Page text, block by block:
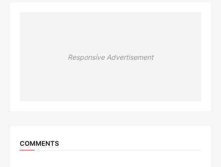
Responsive Advertisement
COMMENTS